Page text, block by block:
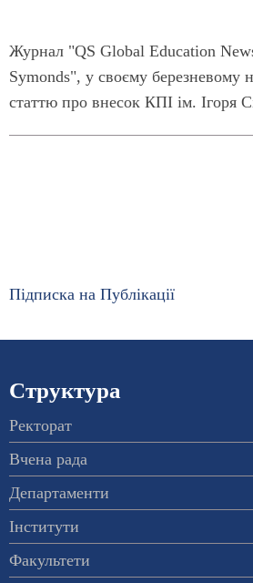
Журнал "QS Global Education
Symonds", у своєму березневому
статтю про внесок КПІ ім. Ігоря
Підписка на Публікації
Структура
Ректорат
Вчена рада
Департаменти
Інститути
Факультети